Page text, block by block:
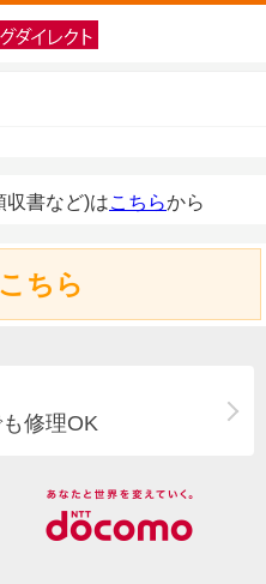
収書など)はこちらから
ちら
修理OK